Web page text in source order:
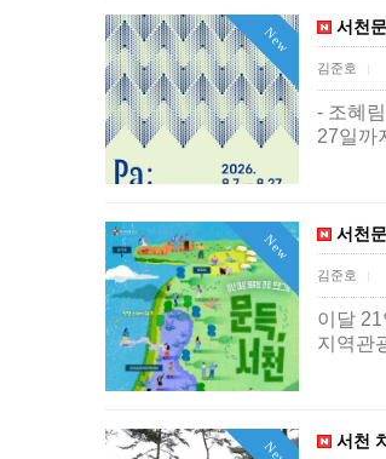
New 서천
김준호 |
- 조혜
27일까
New 서천
김준호 |
이달
지역관
서천